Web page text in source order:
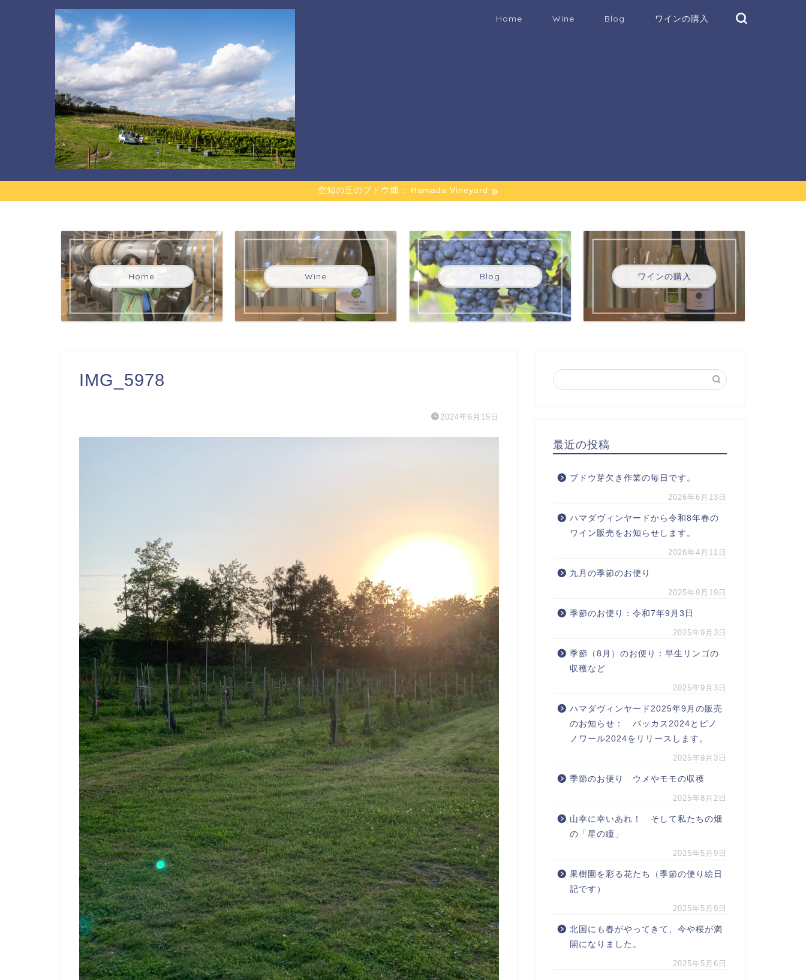
Home Wine Blog ワインの購入
空知の丘のブドウ畑： Hamada Vineyard
Home Wine Blog ワインの購入
IMG_5978
2024年6月15日
最近の投稿
ブドウ芽欠き作業の毎日です。
2026年6月13日
ハマダヴィンヤードから令和8年春の
ワイン販売をお知らせします。
2026年4月11日
九月の季節のお便り
2025年9月19日
季節のお便り：令和7年9月3日
2025年9月3日
季節（8月）のお便り：早生リンゴの
収穫など
2025年9月3日
ハマダヴィンヤード2025年9月の販売
のお知らせ： バッカス2024とピノ
ノワール2024をリリースします。
2025年9月3日
季節のお便り ウメやモモの収穫
2025年8月2日
山幸に幸いあれ！ そして私たちの畑
の「星の瞳」
2025年5月9日
果樹園を彩る花たち（季節の便り絵日
記です）
2025年5月9日
北国にも春がやってきて、今や桜が満
開になりました。
2025年5月6日